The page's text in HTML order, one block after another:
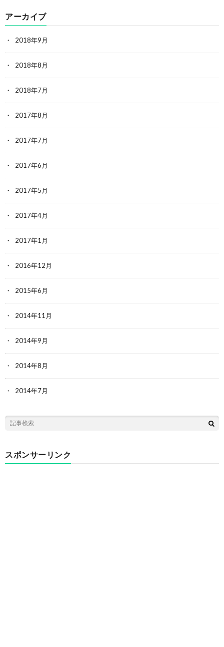
アーカイブ
2018年9月
2018年8月
2018年7月
2017年8月
2017年7月
2017年6月
2017年5月
2017年4月
2017年1月
2016年12月
2015年6月
2014年11月
2014年9月
2014年8月
2014年7月
スポンサーリンク